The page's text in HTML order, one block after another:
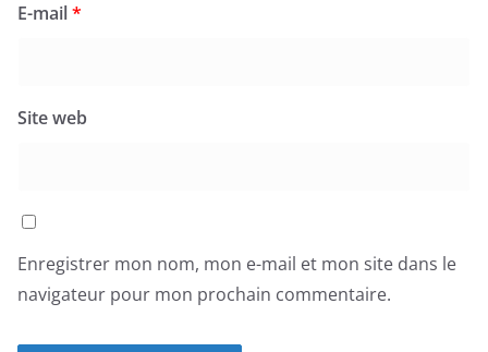
E-mail*
Site web
Enregistrer mon nom, mon e-mail et mon site dans le
navigateur pour mon prochain commentaire.